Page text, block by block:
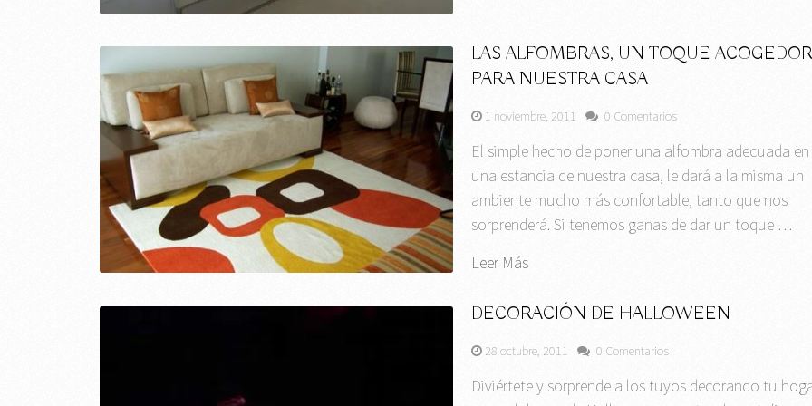
LAS ALFOMBRAS, UN TOQUE
PARA NUESTRA CASA
1 noviembre, 2011 0 Comentarios
El simple hecho de poner una alfombra adecuada en
una estancia de nuestra casa, le dará a la misma un
ambiente mucho más confortable, tanto que nos
sorprenderá. Si tenemos ganas de dar un toque …
Leer Más
DECORACIÓN DE HALLOWEEN
28 octubre, 2011 0 Comentarios
Diviértete y sorprende a los tuyos decorando tu